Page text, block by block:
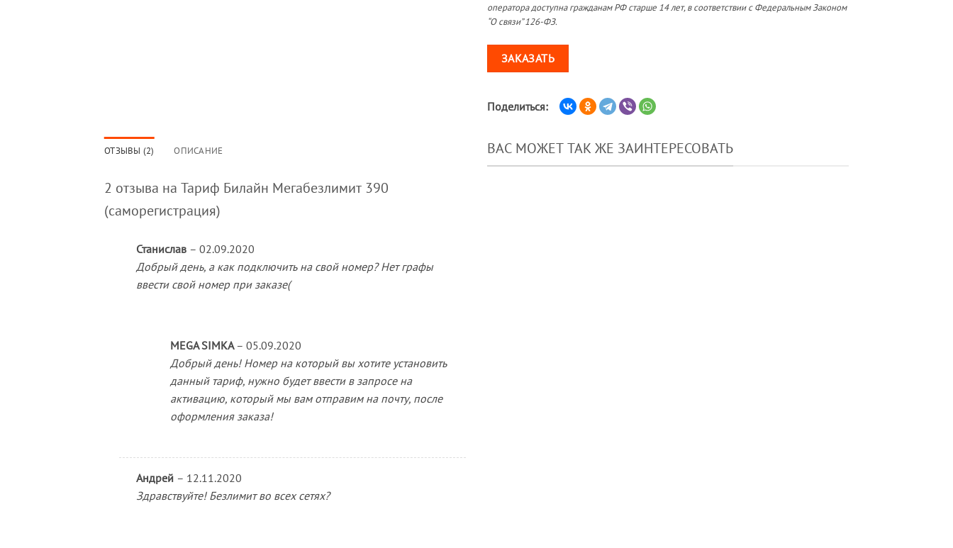
оператора доступна гражданам РФ старше 14 лет, в соответствии с Федеральным Законом
“О связи” 126-ФЗ.
ЗАКАЗАТЬ
Поделиться:
ОТЗЫВЫ (2) ОПИСАНИЕ
2 отзыва на Тариф Билайн Мегабезлимит 390
(саморегистрация)
Станислав – 02.09.2020
Добрый день, а как подключить на свой номер? Нет графы
ввести свой номер при заказе(
MEGA SIMKA – 05.09.2020
Добрый день! Номер на который вы хотите установить
данный тариф, нужно будет ввести в запросе на
активацию, который мы вам отправим на почту, после
оформления заказа!
Андрей – 12.11.2020
Здравствуйте! Безлимит во всех сетях?
ВАС МОЖЕТ ТАК ЖЕ ЗАИНТЕРЕСОВАТЬ